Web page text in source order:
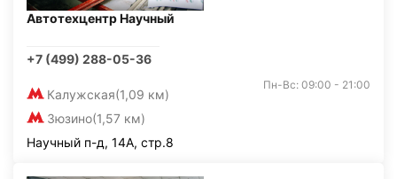
Автотехцентр Научный
+7 (499) 288-05-36
Калужская(1,09 км)
Зюзино(1,57 км)
Пн-Вс: 09:00 - 21:00
Научный п-д, 14А, стр.8